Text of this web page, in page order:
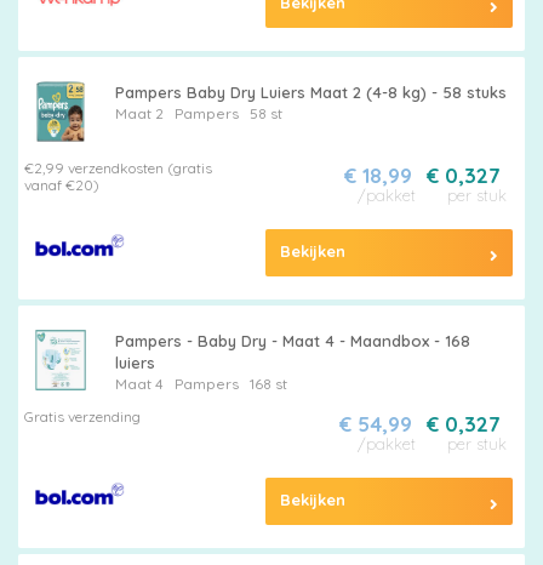
Pampers Baby Dry Luiers Maat 2 (4-8 kg) - 58 stuks
Maat 2 Pampers 58 st
€2,99 verzendkosten (gratis
vanaf €20)
€ 0,327
per stuk
€ 18,99
/pakket
Bekijken
Pampers - Baby Dry - Maat 4 - Maandbox - 168
luiers
Maat 4 Pampers
168 st
Gratis verzending
€ 0,327
per stuk
€ 54,99
/pakket
Bekijken